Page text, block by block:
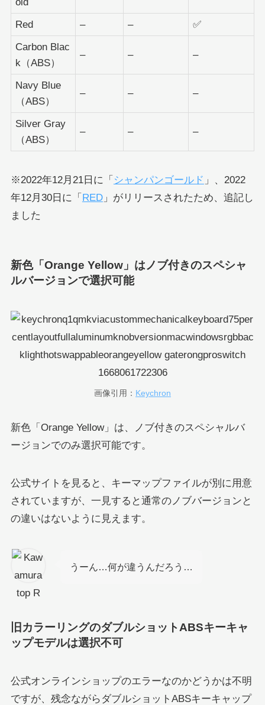
Red
– –
✅
Carbon Blac
k（ABS）
– – –
Navy Blue
（ABS）
– – –
Silver Gray
（ABS）
– – –
※2022年12月21日に「 シャンパンゴールド 」、2022
年12月30日に「 RED」がリリースされたため、追記し
ました
新色「Orange Yellow」はノブ付きのスペシャ
ルバージョンで選択可能
画像引用： Keychron
新色「Orange Yellow」は、ノブ付きのスペシャルバ
ージョンでのみ選択可能です。
公式サイトを見ると、キーマップファイルが別に用意
されていますが、一見すると通常のノブバージョンと
の違いはないように見えます。
うーん…何が違うんだろう…
旧カラーリングのダブルショットABSキーキャ
ップモデルは選択不可
公式オンラインショップのエラーなのかどうかは不明
ですが、残念ながらダブルショットABSキーキャップ